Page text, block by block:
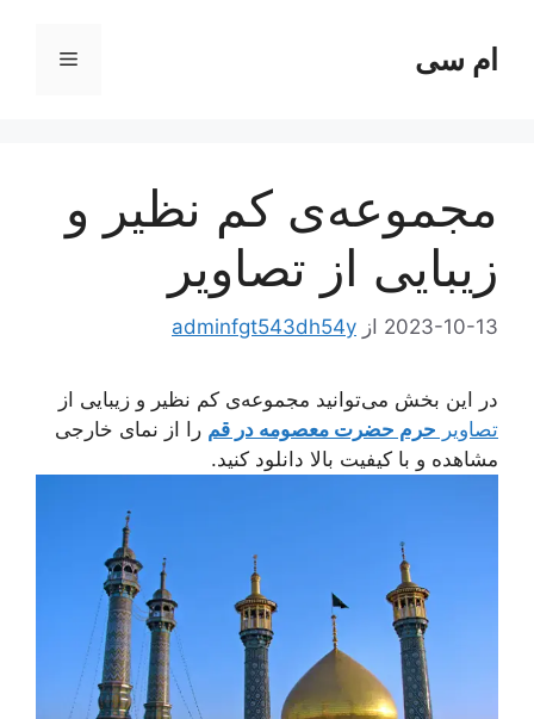
محتواام سی فهرست
مجموعه‌‌ی کم نظیر و
زیبایی از تصاویر
2023-10-13 از adminfgt543dh54y
در این بخش می‌توانید مجموعه‌‌ی کم نظیر و زیبایی از
تصاویر حرم حضرت معصومه در قم را از نمای خارجی
مشاهده و با کیفیت بالا دانلود کنید.